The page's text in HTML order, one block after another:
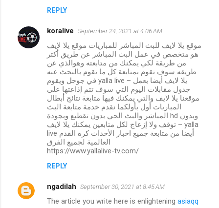
REPLY
koralive September 24, 2021 at 4:06 AM
موقع يلا لايف للبث المباشر للمباريات موقع يلا لايف
هو متخصص في عمل البث المباشر عن طريق أكتر
من طريقة لكي يمكنك من متابعته وهوالذي عن
طريقه سوف تقوم بمتابعة كل ما تقوم بالبحث عنه
في جوجل ويقوم yalla live – يلا لايف أيضا بعمل
جدول مقابلات اليوم التي سوف تتم إذاعتها على
موقعنا يلا لايف والتي يمكنك فيها متابعة نتائج أبطال
المباريات أول بأولكما نقدم خدمة متابعة البث
المباشر والبث الحي بدون تقطيع وبجودة hd وبدون
توقف ولا إزعاج لكل متابعين يمكنك يلا لايف – yalla
live أيضا من متابعة جميع اخبار الأحداث كرة القدم
العالمية لجميع الفرق
https://www.yallalive-tv.com/
REPLY
ngadilah September 30, 2021 at 8:45 AM
The article you write here is enlightening asiaqq